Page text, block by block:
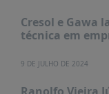
Cresol e Gawa
técnica em
9 DE JULHO DE 2024